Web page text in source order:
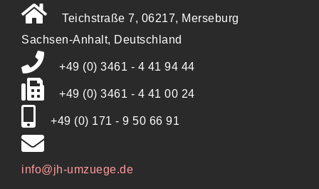
Teichstraße 7, 06217, Merseburg
Sachsen-Anhalt, Deutschland
+49 (0) 3461 - 4 41 94 44
+49 (0) 3461 - 4 41 00 24
+49 (0) 171 - 9 50 66 91
info@jh-umzuege.de